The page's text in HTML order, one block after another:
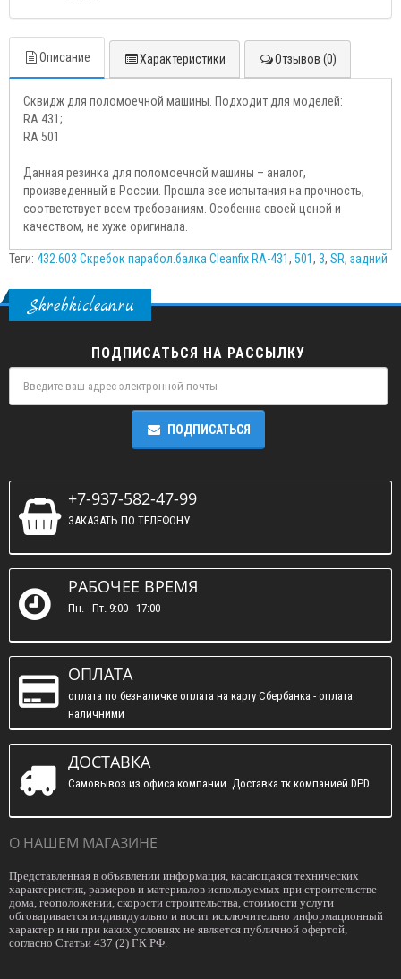
Описание Характеристики Отзывов (0)
Сквидж для поломоечной машины. Подходит для моделей:
RA 431;
RA 501
Данная резинка для поломоечной машины – аналог,
произведенный в России. Прошла все испытания на прочность,
соответствует всем требованиям. Особенна своей ценой и
качеством, не хуже оригинала.
Теги: 432.603 Скребок парабол.балка Cleanfix RA-431, 501, 3, SR, задний
Skrebkiclean.ru
ПОДПИСАТЬСЯ НА РАССЫЛКУ
ПОДПИСАТЬСЯ
+7-937-582-47-99
ЗАКАЗАТЬ ПО ТЕЛЕФОНУ
РАБОЧЕЕ ВРЕМЯ
Пн. - Пт. 9:00 - 17:00
ОПЛАТА
оплата по безналичке оплата на карту Сбербанка - оплата
наличними
ДОСТАВКА
Самовывоз из офиса компании. Доставка тк компанией DPD
О НАШЕМ МАГАЗИНЕ
Представленная в объявлении информация, касающаяся технических
характеристик, размеров и материалов используемых при строительстве
дома, геоположении, скорости строительства, стоимости услуги
обговаривается индивидуально и носит исключительно информационный
характер и ни при каких условиях не является публичной офертой,
согласно Статьи 437 (2) ГК РФ.